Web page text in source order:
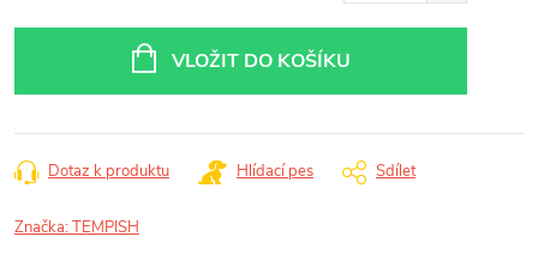
VLOŽIT DO KOŠÍKU
Dotaz k produktu Hlídací pes Sdílet
Značka:TEMPISH